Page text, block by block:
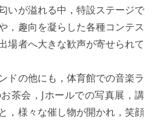
いが溢れる中，特設ステージで
，趣向を凝らした各種コンテス
場者へ大きな歓声が寄せられて
ドの他にも，体育館での音楽ラ
茶会，Jホールでの写真展，講
，様々な催し物が開かれ，笑顔